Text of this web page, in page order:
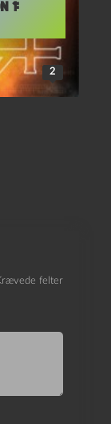
1:
2
felter